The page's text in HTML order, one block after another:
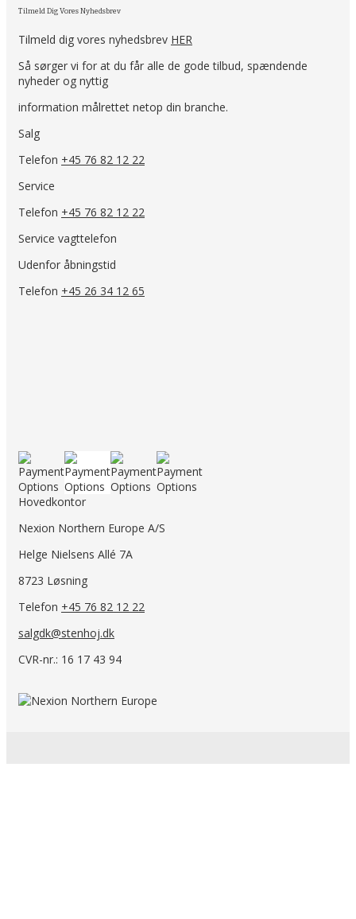
Tilmeld Dig Vores Nyhedsbrev
Tilmeld dig vores nyhedsbrev HER
Så sørger vi for at du får alle de gode tilbud, spændende
nyheder og nyttig
information målrettet netop din branche.
Salg
Telefon +45 76 82 12 22
Service
Telefon +45 76 82 12 22
Service vagttelefon
Udenfor åbningstid
Telefon +45 26 34 12 65
Hovedkontor
Nexion Northern Europe A/S
Helge Nielsens Allé 7A
8723 Løsning
Telefon +45 76 82 12 22
salgdk@stenhoj.dk
CVR-nr.: 16 17 43 94